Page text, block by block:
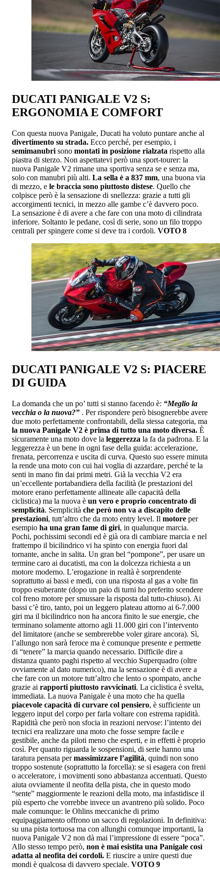
DUCATI PANIGALE V2 S:
ERGONOMIA E COMFORT
Con questa nuova Panigale, Ducati ha voluto puntare anche al
divertimento su strada. Ecco perché, per esempio, i
semimanubri sono montati in posizione rialzata rispetto alla
piastra di sterzo. Non aspettatevi però una sport-tourer: la
nuova Panigale V2 rimane una sportiva senza se e senza ma,
solo con manubri più alti. La sella è a 837 mm, una buona via
di mezzo, e le braccia sono piuttosto distese. Quello che
colpisce però è la sensazione di snellezza: grazie a tutti gli
accorgimenti tecnici, in mezzo alle gambe c’è davvero poco.
La sensazione è di avere a che fare con una moto di cilindrata
inferiore. Soltanto le pedane, così di serie, sono un filo troppo
centrali per spingere come si deve tra i cordoli. VOTO 8
DUCATI PANIGALE V2 S: PIACERE
DI GUIDA
La domanda che un po’ tutti si stanno facendo è: “Meglio la
vecchia o la nuova?” . Per rispondere però bisognerebbe avere
due moto perfettamente confrontabili, della stessa categoria, ma
la nuova Panigale V2 è prima di tutto una moto diversa. È
sicuramente una moto dove la leggerezza la fa da padrona. E la
leggerezza è un bene in ogni fase della guida: accelerazione,
frenata, percorrenza e uscita di curva. Questo suo essere minuta
la rende una moto con cui hai voglia di azzardare, perché te la
senti in mano fin dai primi metri. Già la vecchia V2 era
un’eccellente portabandiera della facilità (le prestazioni del
motore erano perfettamente allineate alle capacità della
ciclistica) ma la nuova è un vero e proprio concentrato di
semplicità. Semplicità che però non va a discapito delle
prestazioni, tutt’altro che da moto entry level. Il motore per
esempio ha una gran fame di giri, in qualunque marcia.
Pochi, pochissimi secondi ed è già ora di cambiare marcia e nel
frattempo il bicilindrico vi ha spinto con energia fuori dal
tornante, anche in salita. Un gran bel “pompone”, per usare un
termine caro ai ducatisti, ma con la dolcezza richiesta a un
motore moderno. L’erogazione in realtà è sorprendente
soprattutto ai bassi e medi, con una risposta al gas a volte fin
troppo esuberante (dopo un paio di turni ho preferito scendere
col freno motore per smussare la risposta dal tutto-chiuso). Ai
bassi c’è tiro, tanto, poi un leggero plateau attorno ai 6-7.000
giri ma il bicilindrico non ha ancora finito le sue energie, che
terminano solamente attorno agli 11.000 giri con l’intervento
del limitatore (anche se sembrerebbe voler girare ancora). Sì,
l’allungo non sarà feroce ma è comunque presente e permette
di “tenere” la marcia quando necessario. Difficile dire a
distanza quanto paghi rispetto al vecchio Superquadro (oltre
ovviamente al dato numerico), ma la sensazione è di avere a
che fare con un motore tutt’altro che lento o spompato, anche
grazie ai rapporti piuttosto ravvicinati. La ciclistica è svelta,
immediata. La nuova Panigale è una moto che ha quella
piacevole capacità di curvare col pensiero, è sufficiente un
leggero input del corpo per farla voltare con estrema rapidità.
Rapidità che però non sfocia in reazioni nervose: l’intento dei
tecnici era realizzare una moto che fosse sempre facile e
gestibile, anche da piloti meno che esperti, e in effetti è proprio
così. Per quanto riguarda le sospensioni, di serie hanno una
taratura pensata permassimizzare l’agilità, quindi non sono
troppo sostenute (soprattutto la forcella): se si esagera con freni
o acceleratore, i movimenti sono abbastanza accentuati. Questo
aiuta ovviamente il neofita della pista, che in questo modo
“sente” maggiormente le reazioni della moto, ma infastidisce il
più esperto che vorrebbe invece un avantreno più solido. Poco
male comunque: le Ohlins meccaniche di primo
equipaggiamento offrono un sacco di regolazioni. In definitiva:
su una pista tortuosa ma con allunghi comunque importanti, la
nuova Panigale V2 non dà mai l’impressione di essere “poca”.
Allo stesso tempo però, non è mai esistita una Panigale così
adatta al neofita dei cordoli. E riuscire a unire questi due
mondi è qualcosa di davvero speciale. VOTO 9